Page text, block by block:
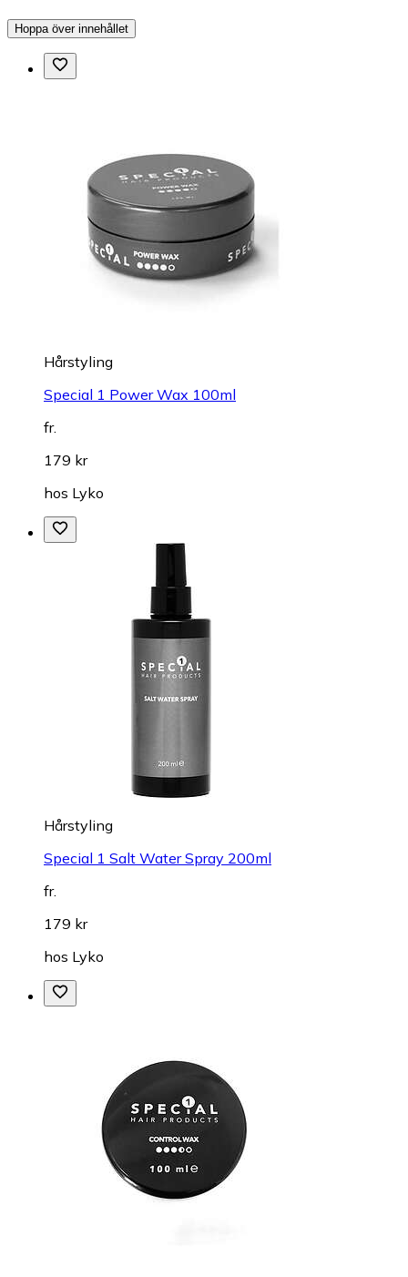
Hoppa över innehållet
Hårstyling
Special 1 Power Wax 100ml
fr.
179 kr
hos Lyko
Hårstyling
Special 1 Salt Water Spray 200ml
fr.
179 kr
hos Lyko